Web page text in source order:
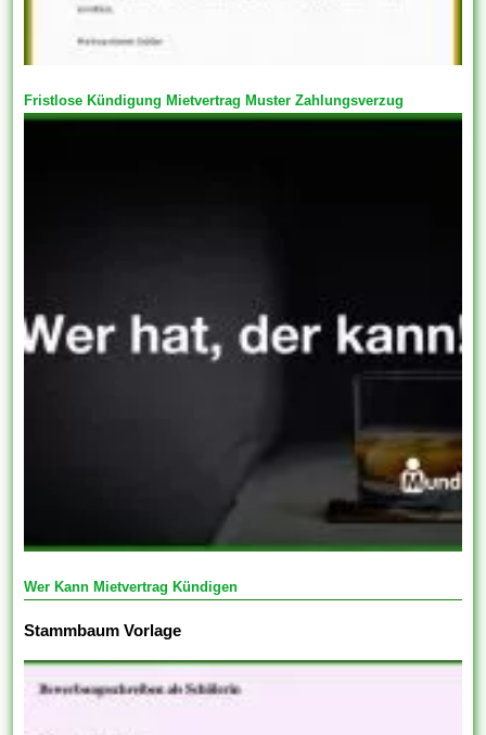
Fristlose Kündigung Mietvertrag Muster Zahlungsverzug
Wer Kann Mietvertrag Kündigen
Stammbaum Vorlage